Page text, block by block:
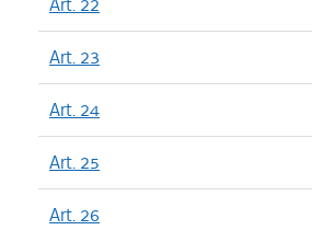
Art. 23
Art. 24
Art. 25
Art. 26